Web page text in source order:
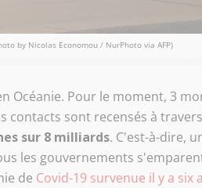
by Nicolas Economou / NurPhoto via AFP)
Océanie. Pour le moment, 3
contacts sont recensés à
sur 8 milliards. C'est-à-dire,
les gouvernements
de Covid-19 survenue il y a six